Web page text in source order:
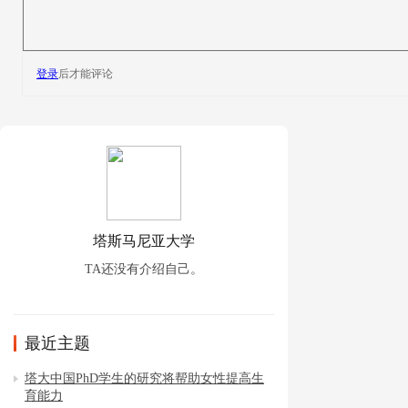
登录后才能评论
塔斯马尼亚大学
TA还没有介绍自己。
最近主题
塔大中国PhD学生的研究将帮助女性提高生
育能力